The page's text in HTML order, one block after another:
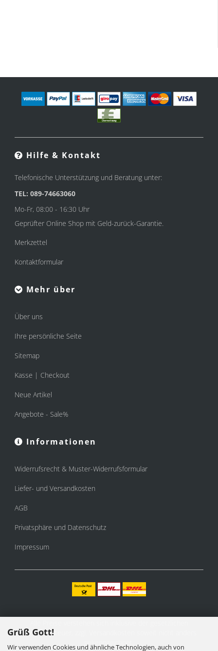
Grüß Gott!
Wir verwenden Cookies und ähnliche Technologien, auch von
Hilfe & Kontakt
Telefonische Unterstützung und Beratung unter:
TEL: 089-74663060
Mo-Fr, 08:00 - 16:30 Uhr
Geprüfter Online Shop mit Geld-zurück-Garantie.
Merkzettel
Kontaktformular
Mehr über
Über uns
Ihre persönliche Seite
Sitemap
Kasse | Checkout
Neue Artikel
Angebote - Sale%
Informationen
Widerrufsrecht & Muster-Widerrufsformular
Liefer- und Versandkosten
AGB
Privatsphäre und Datenschutz
Impressum
Mehrwertsteuer, zzgl.
gekennzeichnet.